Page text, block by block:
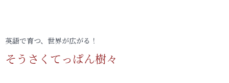
英語で育つ、世界が広がる！
そうさくてっぱん樹々